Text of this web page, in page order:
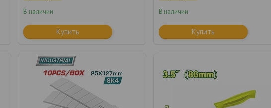
В наличии
Купить
В наличии
Купить